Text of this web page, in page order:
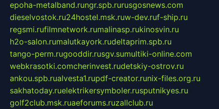
epoha-metalband.rungr.spb.rurusgosnews.com
dieselvostok.ru24hostel.msk.ruw-dev.ruf-ship.ru
regsmi.rufilmnetwork.rumalinasp.rukinosvin.ru
h2o-salon.rumalutkayork.rudeltaprim.spb.ru
tango-perm.rugooddir.rusgv.sumultiki-online.com
webkrasotki.comcherinvest.rudetskiy-ostrov.ru
ankou.spb.rualvesta1.rupdf-creator.runix-files.org.ru
sakhatoday.ruelektrikersymboler.rusputnikyes.ru
golf2club.msk.ruaeforums.ruzallclub.ru